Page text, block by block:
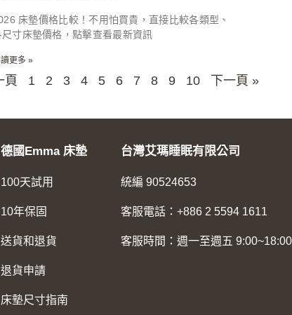
床墊價格比較！不用怕買貴，直接比較各類型、
尺寸床墊價格，點擊查看最新資訊
讀更多 »
頁 1 2 3 4 5 6 7 8 9 10 下一頁 »
德國Emma 床墊
100天試用
10年保固
送貨和退貨
退貨申請
床墊尺寸指南
台灣艾瑪睡眠有限公司
統編 90524653
客服電話：+886 2 5594 1611
客服時間：週一至週五 9:00~18:00